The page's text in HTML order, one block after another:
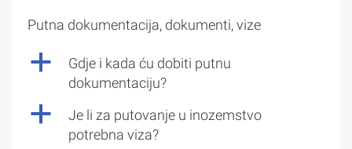
Putna dokumentacija, dokumenti, vize
a
Gdje i kada ću dobiti putnu
dokumentaciju?
a
Je li za putovanje u inozemstvo
potrebna viza?